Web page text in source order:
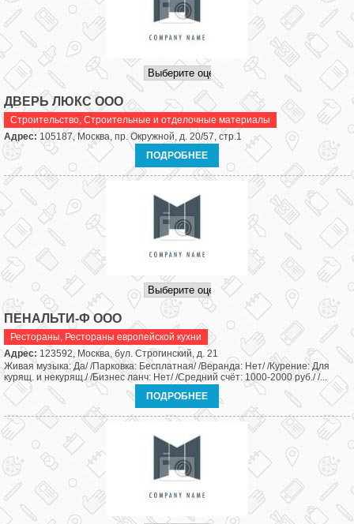
ДВЕРЬ ЛЮКС ООО
Строительство, Строительные и отделочные материалы
Адрес: 105187, Москва, пр. Окружной, д. 20/57, стр.1
ПОДРОБНЕЕ
ПЕНАЛЬТИ-Ф ООО
Рестораны, Рестораны европейской кухни
Адрес: 123592, Москва, бул. Строгинский, д. 21
Живая музыка: Да/ /Парковка: Бесплатная/ /Веранда: Нет/ /Курение: Для
курящ. и некурящ./ /Бизнес ланч: Нет/ /Средний счёт: 1000-2000 руб./ /...
ПОДРОБНЕЕ